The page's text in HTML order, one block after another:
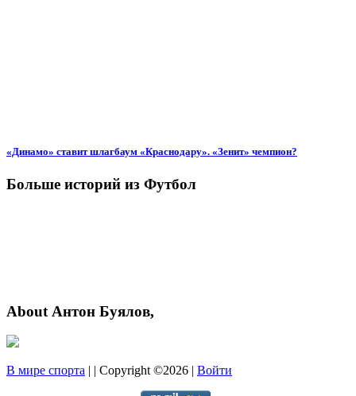
«Динамо» ставит шлагбаум «Краснодару». «Зенит» чемпион?
Больше историй из Футбол
About Антон Буялов,
В мире спорта | | Copyright ©2026 | Войти